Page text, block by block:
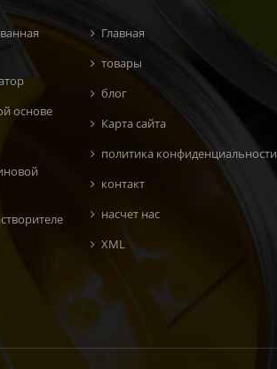
основе
Главная
товары
блог
Карта сайта
политика конфиденциальности
контакт
насчет нас
XML